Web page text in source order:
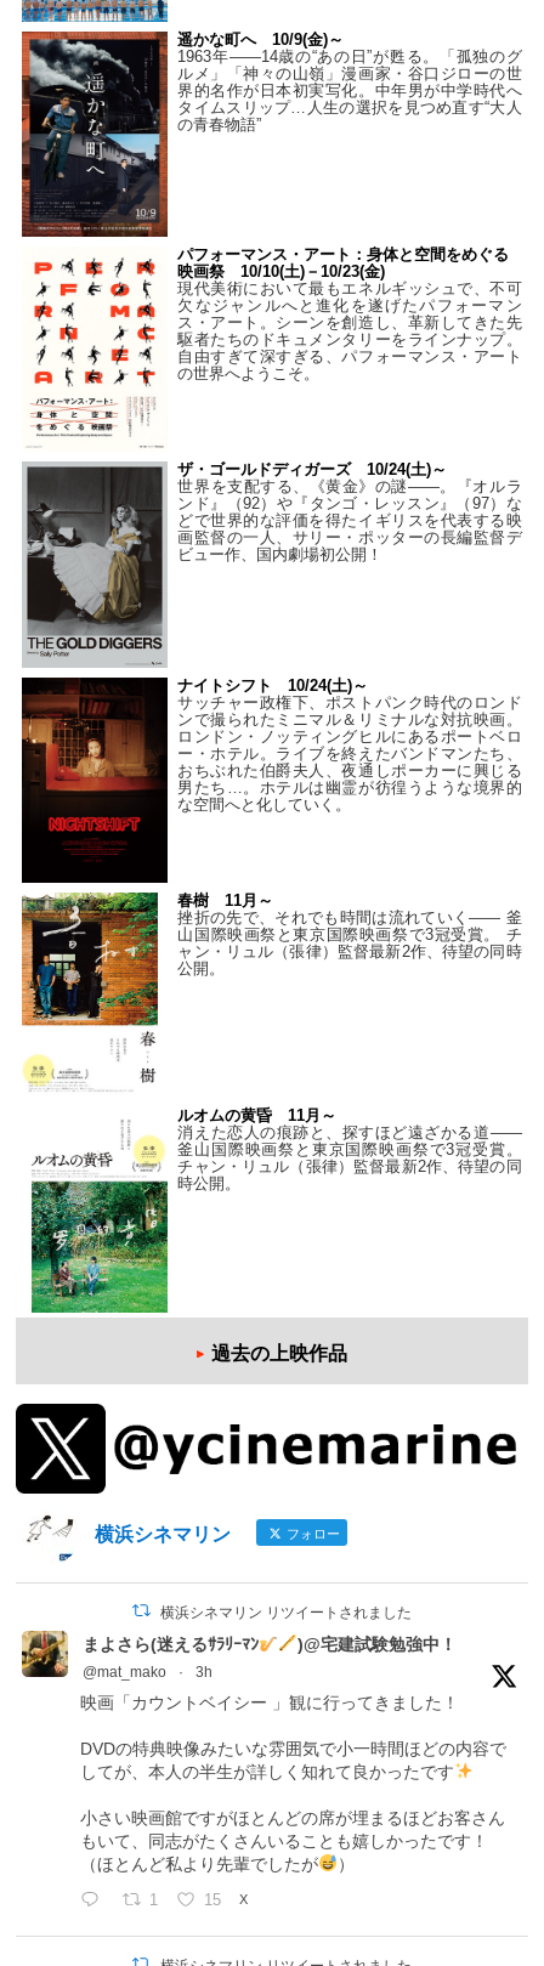
遥かな町へ 10/9(金)～
1963年――14歳の“あの日”が甦る。「孤独のグ
ルメ」「神々の山嶺」漫画家・谷口ジローの世
界的名作が日本初実写化。中年男が中学時代へ
タイムスリップ…人生の選択を見つめ直す“大人
の青春物語”
パフォーマンス・アート：身体と空間をめぐる
映画祭 10/10(土)－10/23(金)
現代美術において最もエネルギッシュで、不可
欠なジャンルへと進化を遂げたパフォーマン
ス・アート。シーンを創造し、革新してきた先
駆者たちのドキュメンタリーをラインナップ。
自由すぎて深すぎる、パフォーマンス・アート
の世界へようこそ。
ザ・ゴールドディガーズ 10/24(土)～
世界を支配する、《黄金》の謎――。『オルラ
ンド』（92）や『タンゴ・レッスン』（97）な
どで世界的な評価を得たイギリスを代表する映
画監督の一人、サリー・ポッターの長編監督デ
ビュー作、国内劇場初公開！
ナイトシフト 10/24(土)～
サッチャー政権下、ポストパンク時代のロンド
ンで撮られたミニマル＆リミナルな対抗映画。
ロンドン・ノッティングヒルにあるポートベロ
ー・ホテル。ライブを終えたバンドマンたち、
おちぶれた伯爵夫人、夜通しポーカーに興じる
男たち…。ホテルは幽霊が彷徨うような境界的
な空間へと化していく。
春樹 11月～
挫折の先で、それでも時間は流れていく—— 釜
山国際映画祭と東京国際映画祭で3冠受賞。 チ
ャン・リュル（張律）監督最新2作、待望の同時
公開。
ルオムの黄昏 11月～
消えた恋人の痕跡と、探すほど遠ざかる道——
釜山国際映画祭と東京国際映画祭で3冠受賞。
チャン・リュル（張律）監督最新2作、待望の同
時公開。
過去の上映作品
横浜シネマリン フォロー
横浜シネマリン リツイートされました
まよさら(迷えるｻﾗﾘｰﾏﾝ )@宅建試験勉強中！
@mat_mako · 3h
映画「カウントベイシー 」観に行ってきました！
DVDの特典映像みたいな雰囲気で小一時間ほどの内容で
してが、本人の半生が詳しく知れて良かったです
小さい映画館ですがほとんどの席が埋まるほどお客さん
もいて、同志がたくさんいることも嬉しかったです！
（ほとんど私より先輩でしたが
）
1 15 X